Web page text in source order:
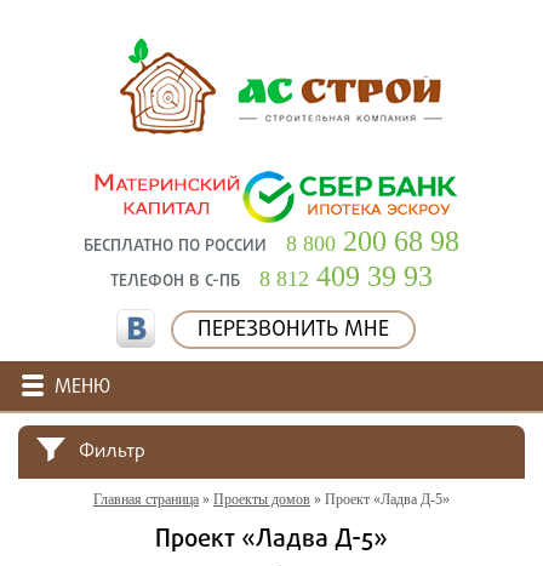
БЕСПЛАТНО ПО РОССИИ 8 800 200 68 98
ТЕЛЕФОН В С-ПБ 8 812 409 39 93
ПЕРЕЗВОНИТЬ МНЕ
МЕНЮ
Фильтр
Главная страница » Проекты домов » Проект «Ладва Д-5»
Проект «Ладва Д-5»